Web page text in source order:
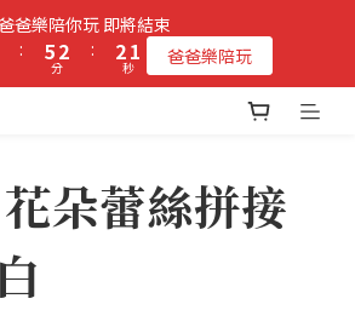
PIPPY會員即贈$100元購物金!
爸樂陪你玩 即將結束
:
6
5
4
0
3
2
1
分
:
3
2
1
1
0
秒 爸爸樂陪玩
朵蕾絲拼接